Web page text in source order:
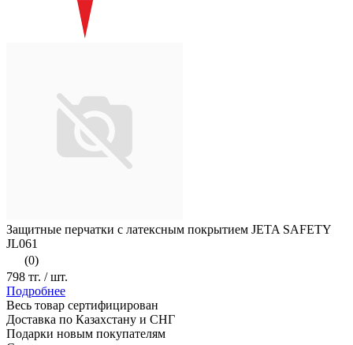
Защитные перчатки с латексным покрытием JETA SAFETY
JL061
(0)
798 тг. / шт.
Подробнее
Весь товар сертифицирован
Доставка по Казахстану и СНГ
Подарки новым покупателям